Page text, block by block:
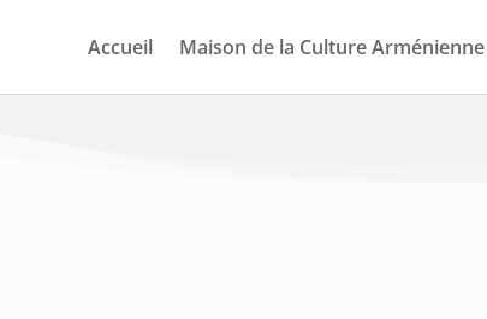
Accueil Maison de la Culture Arménienne